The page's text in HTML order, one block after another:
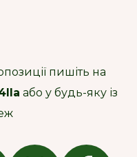
пишіть на
або у будь-яку із